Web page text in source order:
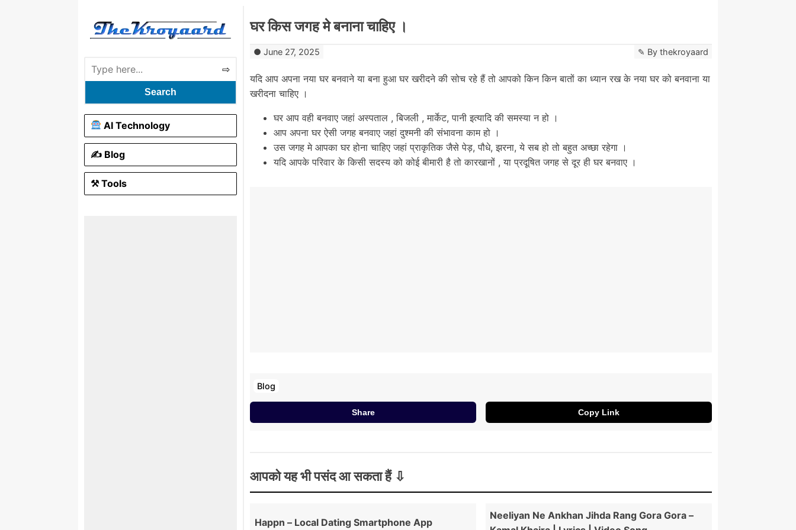
Search
AI Technology
✍️ Blog
⚒ Tools
घर किस जगह मे बनाना चाहिए ।
June 27, 2025 By thekroyaard
यदि आप अपना नया घर बनवाने या बना हुआ घर खरीदने की सोच रहे हैं तो आपको किन किन बातों का ध्यान रख के नया घर को बनवाना या
खरीदना चाहिए ।
घर आप वही बनवाए जहां अस्पताल , बिजली , मार्केट, पानी इत्यादि की समस्या न हो ।
आप अपना घर ऐसी जगह बनवाए जहां दुश्मनी की संभावना काम हो ।
उस जगह मे आपका घर होना चाहिए जहां प्राकृतिक जैसे पेड़, पौधे, झरना, ये सब हो तो बहुत अच्छा रहेगा ।
यदि आपके परिवार के किसी सदस्य को कोई बीमारी है तो कारखानों , या प्रदूषित जगह से दूर ही घर बनवाए ।
Blog
Share Copy Link
आपको यह भी पसंद आ सकता हैं
Happn – Local Dating Smartphone App
Neeliyan Ne Ankhan Jihda Rang Gora Gora –